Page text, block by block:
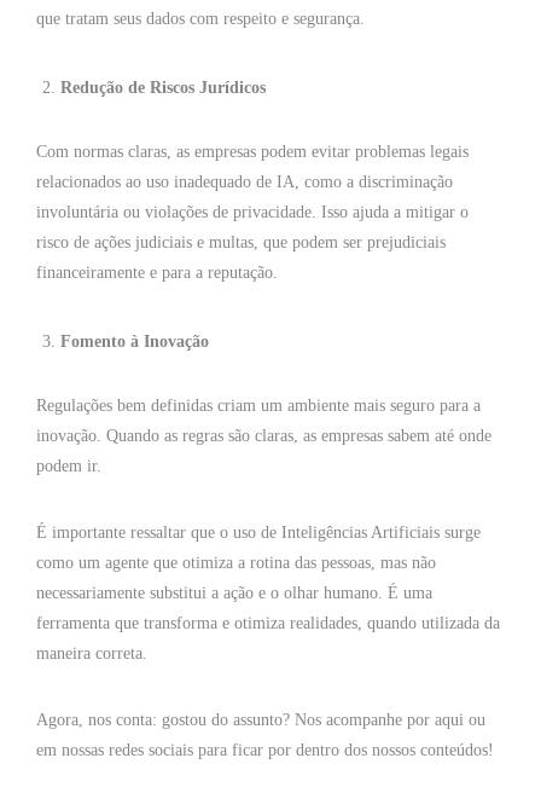
que tratam seus dados com respeito e segurança.
Redução de Riscos Jurídicos
Com normas claras, as empresas podem evitar problemas legais
relacionados ao uso inadequado de IA, como a discriminação
involuntária ou violações de privacidade. Isso ajuda a mitigar o
risco de ações judiciais e multas, que podem ser prejudiciais
financeiramente e para a reputação.
Fomento à Inovação
Regulações bem definidas criam um ambiente mais seguro para a
inovação. Quando as regras são claras, as empresas sabem até onde
podem ir.
É importante ressaltar que o uso de Inteligências Artificiais surge
como um agente que otimiza a rotina das pessoas, mas não
necessariamente substitui a ação e o olhar humano. É uma
ferramenta que transforma e otimiza realidades, quando utilizada da
maneira correta.
Agora, nos conta: gostou do assunto? Nos acompanhe por aqui ou
em nossas redes sociais para ficar por dentro dos nossos conteúdos!